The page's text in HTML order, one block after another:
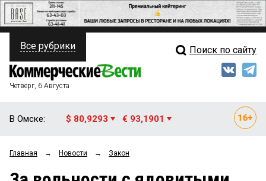
ПОЛИТИКА
ФИНАНСЫ
ОБЩЕСТВО
Свежий выпуск
Все рубрики Поиск по сайту
Четверг, 6 Августа
В Омске: $ 80,9293 € 93,1901
Главная → Новости → Закон